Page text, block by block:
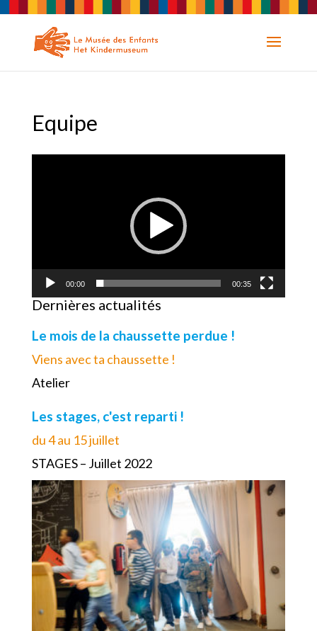
Equipe
00:00 00:35
Dernières actualités
Le mois de la chaussette perdue !
Viens avec ta chaussette !
Atelier
Les stages, c'est reparti !
du 4 au 15 juillet
STAGES – Juillet 2022